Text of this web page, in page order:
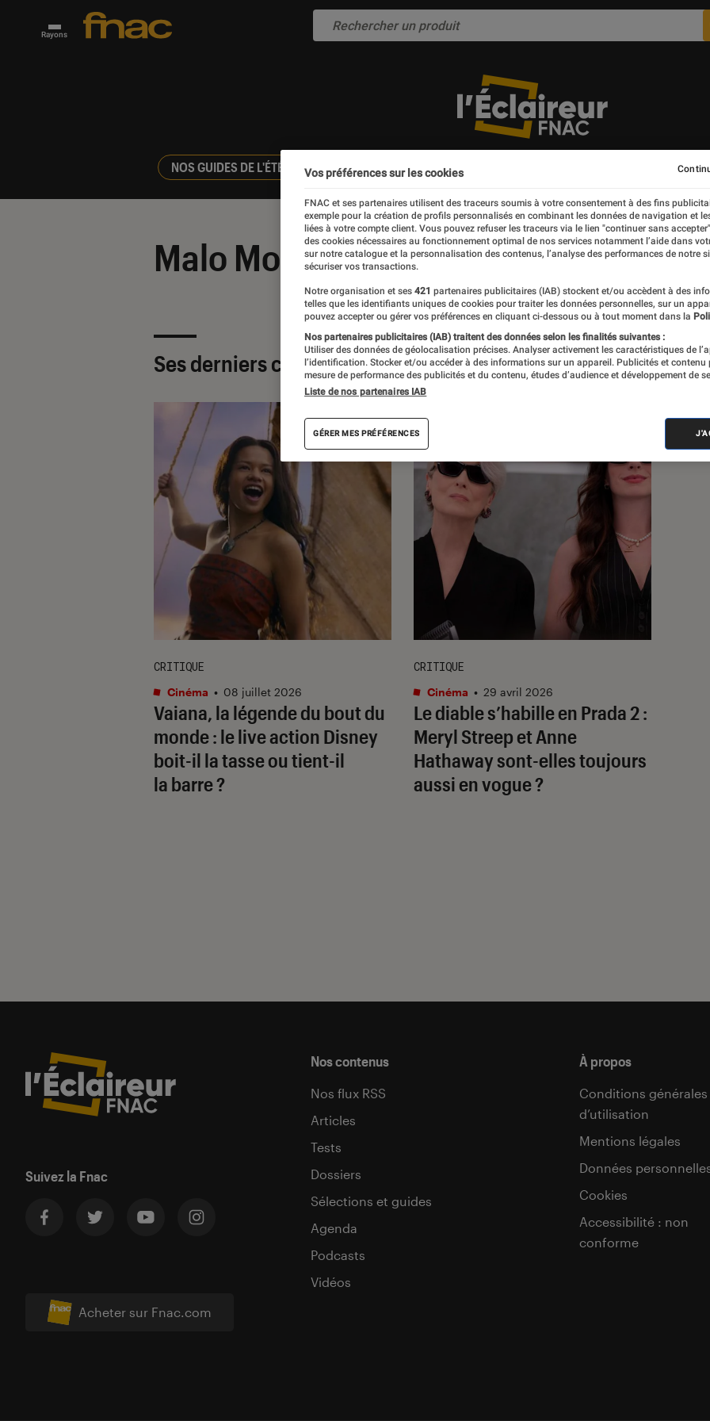
Rayons
NOS GUIDES DE L'ÉTÉ BOICHI : L'EXPO VIRTUELLE
Malo Morcel
Ses derniers contenus
Vaiana, la légende du bout du
monde: le live action Disney
boit-il la tasse ou tient-il
la barre ?
CRITIQUE
Cinéma • 08 juillet 2026
Le diable s’habille en Prada 2:
Meryl Streep et Anne
Hathaway sont-elles toujours
aussi en vogue ?
CRITIQUE
Cinéma • 29 avril 2026
Suivez la Fnac
Acheter sur Fnac.com
Nos contenus
Nos flux RSS
Articles
Tests
Dossiers
Sélections et guides
Agenda
Podcasts
Vidéos
À propos
Conditions générales
d’utilisation
Mentions légales
Données
Cookies
Accessibilité : non
conforme
Vos préférences sur les cookies
FNAC et ses partenaires utilisent des traceurs soumis à votre consentement à des fins
exemple pour la création de profils personnalisés en combinant les données de navigation et
liées à votre compte client. Vous pouvez refuser les traceurs via le lien "continuer sans
des cookies nécessaires au fonctionnement optimal de nos services notamment l’aide dans
sur notre catalogue et la personnalisation des contenus, l’analyse des performances de notre
sécuriser vos transactions.
Notre organisation et ses 421 partenaires publicitaires (IAB) stockent et/ou accèdent à des
telles que les identifiants uniques de cookies pour traiter les données personnelles, sur un
pouvez accepter ou gérer vos préférences en cliquant ci-dessous ou à tout moment dans la
Nos partenaires publicitaires (IAB) traitent des données selon les finalités suivantes :
Utiliser des données de géolocalisation précises. Analyser activement les caractéristiques de
l’identification. Stocker et/ou accéder à des informations sur un appareil. Publicités et contenu
mesure de performance des publicités et du contenu, études d’audience et développement de
Liste de nos partenaires IAB
GÉRER MES PRÉFÉRENCES